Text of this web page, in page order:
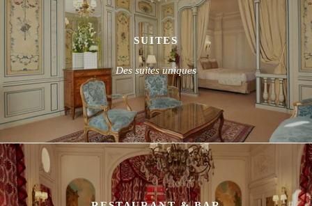
SUITES
Des suites uniques